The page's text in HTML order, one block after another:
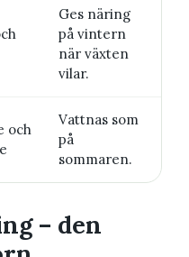
Ges näring
på vintern
när växten
vilar.
och
Vattnas som
på
sommaren.
– den